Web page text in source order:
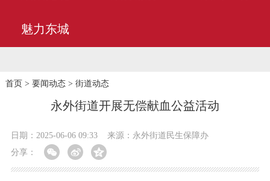
魅力东城
首页 > 要闻动态> 街道动态
永外街道开展无偿献血公益活动
日期：2025-06-06 09:33
来源：永外街道民生保障办
分享：